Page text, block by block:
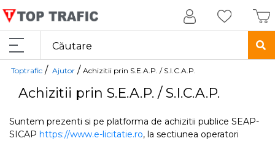
Toptrafic / Ajutor / Achizitii prin S.E.A.P. / S.I.C.A.P.
Achizitii prin S.E.A.P. / S.I.C.A.P.
Suntem prezenti si pe platforma de achizitii publice SEAP-
SICAP https://www.e-licitatie.ro, la sectiunea operatori